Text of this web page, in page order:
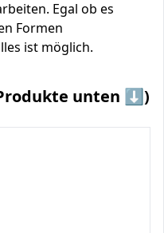
Egal ob es
Formen
ist möglich.
unten ⬇️)